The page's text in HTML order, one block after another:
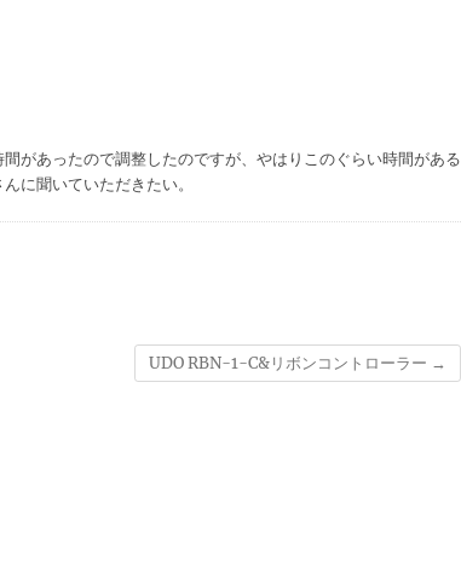
があったので調整したのですが、やはりこのぐらい時間がある
に聞いていただきたい。
UDO RBN-1-C&リボンコントローラー →